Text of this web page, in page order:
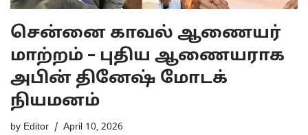
சென்னை காவல் ஆணையர்
மாற்றம் – புதிய ஆணையராக
அபின் தினேஷ் மோடக்
நியமனம்
by Editor April 10, 2026